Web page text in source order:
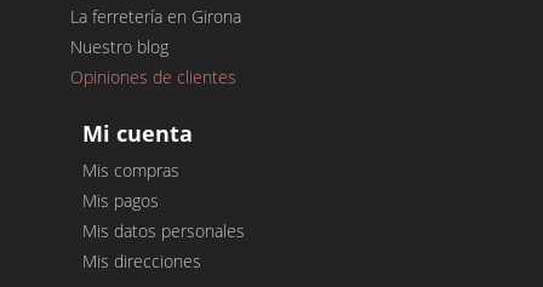
La ferretería en Girona
Nuestro blog
Opiniones de clientes
Mi cuenta
Mis compras
Mis pagos
Mis datos personales
Mis direcciones